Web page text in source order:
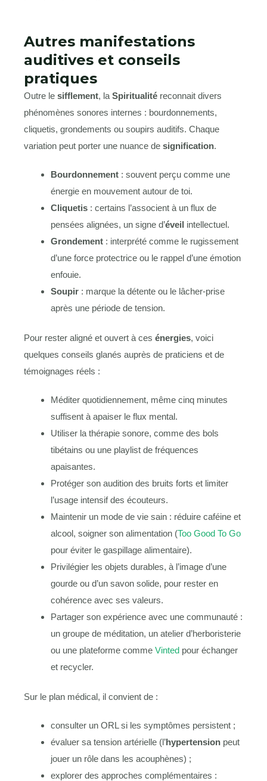
Autres manifestations
auditives et conseils
pratiques
Outre le sifflement, laSpiritualité reconnait divers
phénomènes sonores internes : bourdonnements,
cliquetis, grondements ou soupirs auditifs. Chaque
variation peut porter une nuance de signification.
Bourdonnement : souvent perçu comme une
énergie en mouvement autour de toi.
Cliquetis : certains l’associent à un flux de
pensées alignées, un signe d’éveil intellectuel.
Grondement : interprété comme le rugissement
d’une force protectrice ou le rappel d’une émotion
enfouie.
Soupir : marque la détente ou le lâcher-prise
après une période de tension.
Pour rester aligné et ouvert à ces énergies, voici
quelques conseils glanés auprès de praticiens et de
témoignages réels :
Méditer quotidiennement, même cinq minutes
suffisent à apaiser le flux mental.
Utiliser la thérapie sonore, comme des bols
tibétains ou une playlist de fréquences
apaisantes.
Protéger son audition des bruits forts et limiter
l’usage intensif des écouteurs.
Maintenir un mode de vie sain : réduire caféine et
alcool, soigner son alimentation (Too Good To Go
pour éviter le gaspillage alimentaire).
Privilégier les objets durables, à l’image d’une
gourde ou d’un savon solide, pour rester en
cohérence avec ses valeurs.
Partager son expérience avec une communauté :
un groupe de méditation, un atelier d’herboristerie
ou une plateforme comme Vinted pour échanger
et recycler.
Sur le plan médical, il convient de :
consulter un ORL si les symptômes persistent ;
évaluer sa tension artérielle (l’hypertension peut
jouer un rôle dans les acouphènes) ;
explorer des approches complémentaires :